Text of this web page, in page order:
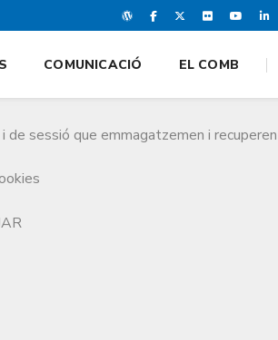
sessió que emmagatzemen i
COMUNICACIÓ EL COMB